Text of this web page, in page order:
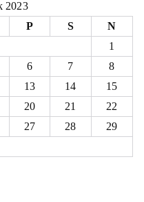
2023
P S
N
1
6 7
8
13 14
15
20 21
22
27 28
29